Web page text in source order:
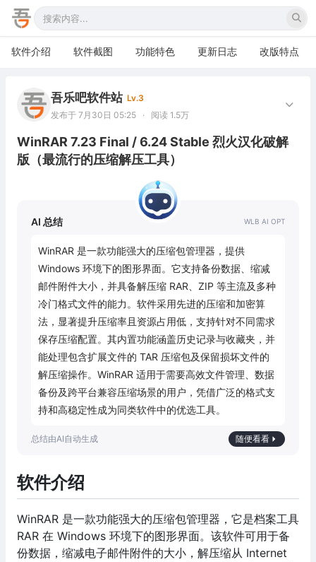
软件介绍 软件截图 功能特色 更新日志 改版特点
吾乐吧软件站 Lv.3
发布于 7月30日 05:25
· 阅读 1.5万
WinRAR 7.23 Final / 6.24 Stable 烈火汉化破解
版（最流行的压缩解压工具）
AI 总结
WinRAR 是一款功能强大的压缩包管理器，提供
Windows 环境下的图形界面。它支持备份数据、缩减
邮件附件大小，并具备解压缩 RAR、ZIP 等主流及多种
冷门格式文件的能力。软件采用先进的压缩和加密算
法，显著提升压缩率且资源占用低，支持针对不同需求
保存压缩配置。其内置功能涵盖历史记录与收藏夹，并
能处理包含扩展文件的 TAR 压缩包及保留损坏文件的
解压缩操作。WinRAR 适用于需要高效文件管理、数据
备份及跨平台兼容压缩场景的用户，凭借广泛的格式支
持和高稳定性成为同类软件中的优选工具。
随便看看
软件介绍
WinRAR 是一款功能强大的压缩包管理器，它是档案工具
RAR 在 Windows 环境下的图形界面。该软件可用于备
份数据，缩减电子邮件附件的大小，解压缩从 Internet